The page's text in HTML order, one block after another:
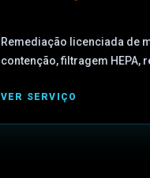
Remediação licenciada de
contenção, filtragem HEPA,
detalhada, coordenação de
VER SERVIÇO